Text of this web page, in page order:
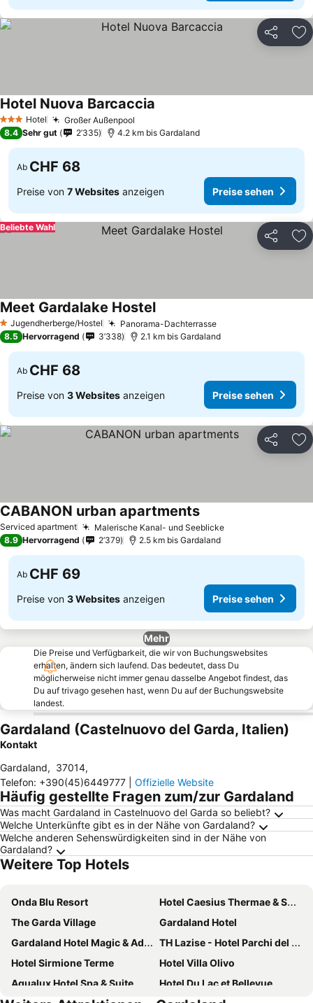
Teilen
3 SterneHotel Großer Außenpool
Hotel Nuova Barcaccia
8.4 Sehr gut 2’335 4.2 km bis Gardaland
Ab CHF 68
Preise von 7 Websites anzeigen Preise sehen
Teilen
Beliebte Wahl
1 Sterne
Jugendherberge/Hostel Panorama-Dachterrasse
Meet Gardalake Hostel
8.5 Hervorragend 3’338 2.1 km bis Gardaland
Ab CHF 68
Preise von 3 Websites anzeigen Preise sehen
Teilen
Serviced apartment Malerische Kanal- und Seeblicke
CABANON urban apartments
8.9 Hervorragend 2’379 2.5 km bis Gardaland
Ab CHF 69
Preise von 3 Websites anzeigen Preise sehen
Mehr
Die Preise und Verfügbarkeit, die wir von Buchungswebsites
erhalten, ändern sich laufend. Das bedeutet, dass Du
möglicherweise nicht immer genau dasselbe Angebot findest, das
Du auf trivago gesehen hast, wenn Du auf der Buchungswebsite
landest.
Gardaland (Castelnuovo del Garda, Italien)
Kontakt
Gardaland, 37014,
Telefon: +390(45)6449777 Offizielle Website
Häufig gestellte Fragen zum/zur Gardaland
Was macht Gardaland in Castelnuovo del Garda so beliebt?
Welche Unterkünfte gibt es in der Nähe von Gardaland?
Welche anderen Sehenswürdigkeiten sind in der Nähe von
Gardaland?
Weitere Top Hotels
Onda Blu Resort
Hotel Caesius Thermae & Spa Resort
The Garda Village
Gardaland Hotel
Gardaland Hotel Magic & Adventure
TH Lazise - Hotel Parchi del Garda
Hotel Sirmione Terme
Hotel Villa Olivo
Aqualux Hotel Spa & Suite
Hotel Du Lac et Bellevue